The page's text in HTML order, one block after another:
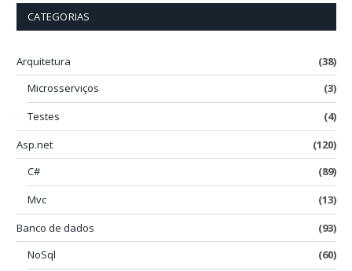
CATEGORIAS
Arquitetura
(38)
Microsserviços
(3)
Testes
(4)
Asp.net
(120)
C#
(89)
Mvc
(13)
Banco de dados
(93)
NoSql
(60)